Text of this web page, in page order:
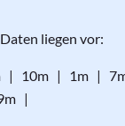
liegen vor:
| 10m | 1m |
|